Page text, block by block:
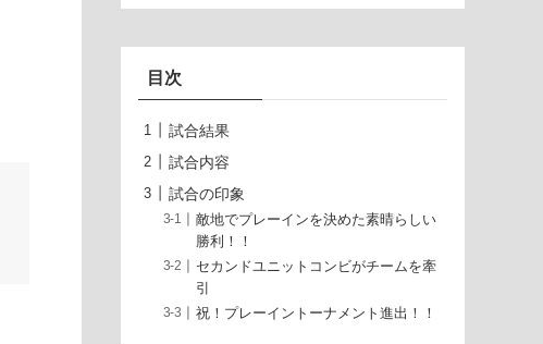
目次
試合結果
試合内容
試合の印象
敵地でプレーインを決めた素晴らしい
勝利！！
セカンドユニットコンビがチームを牽
引
祝！プレーイントーナメント進出！！